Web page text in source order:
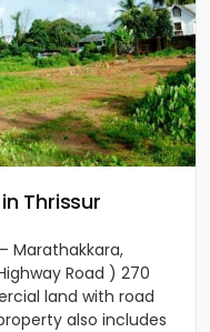
Thrissur
Marathakkara,
Road ) 270
land with road
also includes